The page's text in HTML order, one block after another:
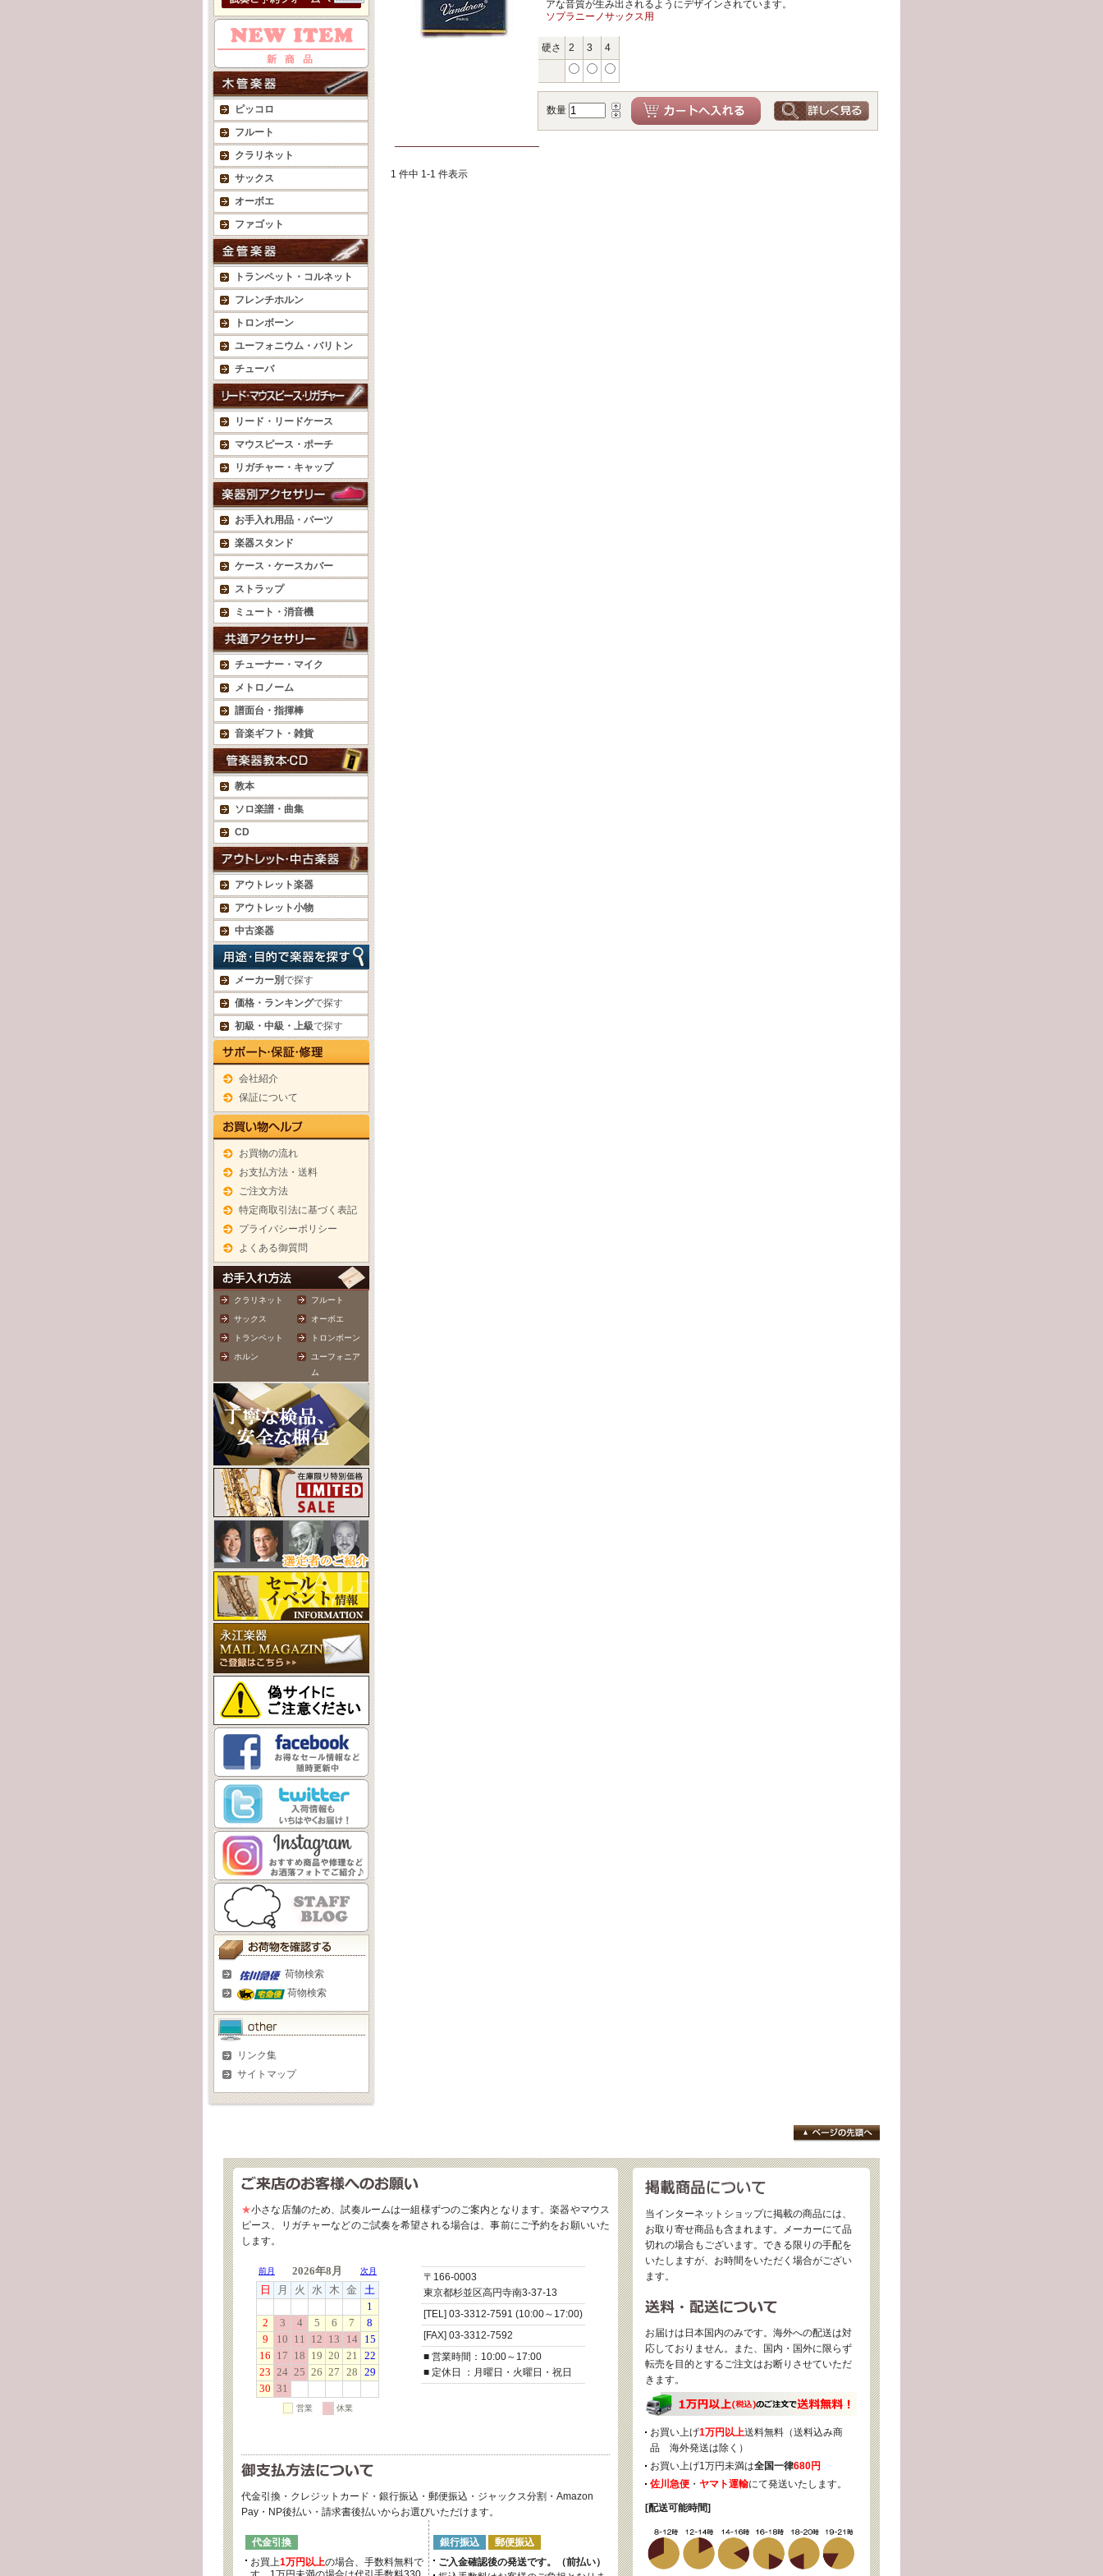
ピッコロ
フルート
クラリネット
サックス
オーボエ
ファゴット
トランペット・コルネット
フレンチホルン
トロンボーン
ユーフォニウム・バリトン
チューバ
リード・リードケース
マウスピース・ポーチ
リガチャー・キャップ
お手入れ用品・パーツ
楽器スタンド
ケース・ケースカバー
ストラップ
ミュート・消音機
チューナー・マイク
メトロノーム
譜面台・指揮棒
音楽ギフト・雑貨
教本
ソロ楽譜・曲集
CD
アウトレット楽器
アウトレット小物
中古楽器
メーカー別で探す
価格・ランキングで探す
初級・中級・上級で探す
会社紹介
保証について
お買物の流れ
お支払方法・送料
ご注文方法
特定商取引法に基づく表記
プライバシーポリシー
よくある御質問
クラリネット フルート
サックス オーボエ
トランペット トロンボーン
ホルン
ユーフォニア
ム
荷物検索
荷物検索
リンク集
サイトマップ
アな音質が生み出されるようにデザインされています。
ソプラニーノサックス用
硬さ 2 3 4
数量
1 件中 1-1 件表示
★小さな店舗のため、試奏ルームは一組様ずつのご案内となります。楽器やマウス
ピース、リガチャーなどのご試奏を希望される場合は、事前にご予約をお願いいた
します。
〒166-0003
東京都杉並区高円寺南3-37-13
[TEL] 03-3312-7591 (10:00～17:00)
[FAX] 03-3312-7592
■ 営業時間：10:00～17:00
■ 定休日 ：月曜日・火曜日・祝日
代金引換・クレジットカード・銀行振込・郵便振込・ジャックス分割・Amazon
Pay・NP後払い・請求書後払いからお選びいただけます。
代金引換
お買上1万円以上の場合、手数料無料で
銀行振込
郵便振込
ご入金確認後の発送です。（前払い）
当インターネットショップに掲載の商品には、
お取り寄せ商品も含まれます。メーカーにて品
切れの場合もございます。できる限りの手配を
いたしますが、お時間をいただく場合がござい
ます。
お届けは日本国内のみです。海外への配送は対
応しておりません。また、国内・国外に限らず
転売を目的とするご注文はお断りさせていただ
きます。
お買い上げ1万円以上送料無料（送料込み商
品 海外発送は除く）
お買い上げ1万円未満は全国一律680円
佐川急便 ・ ヤマト運輸にて発送いたします。
[配送可能時間]